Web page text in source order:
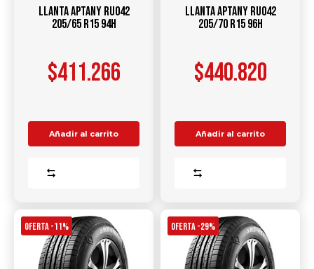
Llanta Aptany RU042
205/65 R15 94H
$411.266
Añadir al carrito
Llanta Aptany RU042
205/70 R15 96H
$440.820
Añadir al carrito
OFERTA -11% OFERTA -29%